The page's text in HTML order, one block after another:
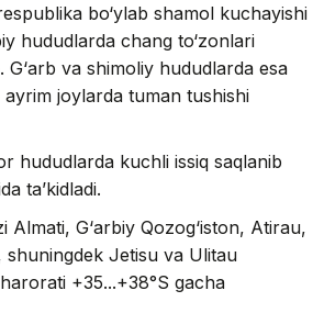
bo‘ylab shamol kuchayishi
hududlarda chang to‘zonlari
G‘arb va shimoliy hududlarda esa
joylarda tuman tushishi
hududlarda kuchli issiq saqlanib
ta’kidladi.
G‘arbiy Qozog‘iston, Atirau,
shuningdek Jetisu va Ulitau
+35...+38°S gacha